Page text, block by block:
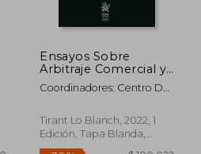
Ensayos Sobre
Arbitraje Comercial y
de Inversion
Coordinadores: Centro De
Tirant Lo Blanch, 2022, 1
Edición, Tapa Blanda,
Nuevo